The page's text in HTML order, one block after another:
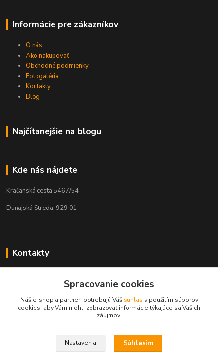
Informácie pre zákazníkov
O nás
Ako nakupovať
Obchodné podmienky
Fotogaléria
Kontakty
Blog
Najčítanejšie na blogu
Kde nás nájdete
Kračanská cesta 5467/54
Dunajská Streda, 929 01
Kontakty
+421 908 775 701
info@kantorstav.sk
Spracovanie cookies
Náš e-shop a partneri potrebujú Váš súhlas s použitím súborov
cookies, aby Vám mohli zobrazovať informácie týkajúce sa Vašich
záujmov.
Nastavenia Súhlasím